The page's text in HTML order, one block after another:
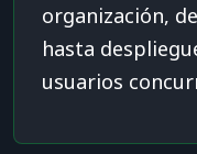
organización,
hasta
usuarios